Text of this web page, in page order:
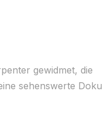
gewidmet, die
sehenswerte Doku